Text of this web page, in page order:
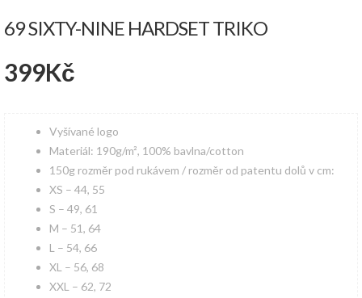
69 SIXTY-NINE HARDSET TRIKO
399Kč
Vyšívané logo
Materiál: 190g/m², 100% bavlna/cotton
150g rozměr pod rukávem / rozměr od patentu dolů v cm:
XS – 44, 55
S – 49, 61
M – 51, 64
L – 54, 66
XL – 56, 68
XXL – 62, 72